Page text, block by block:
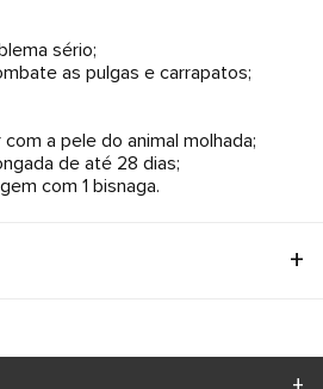
sério;
as pulgas e carrapatos;
a pele do animal molhada;
de até 28 dias;
com 1 bisnaga.